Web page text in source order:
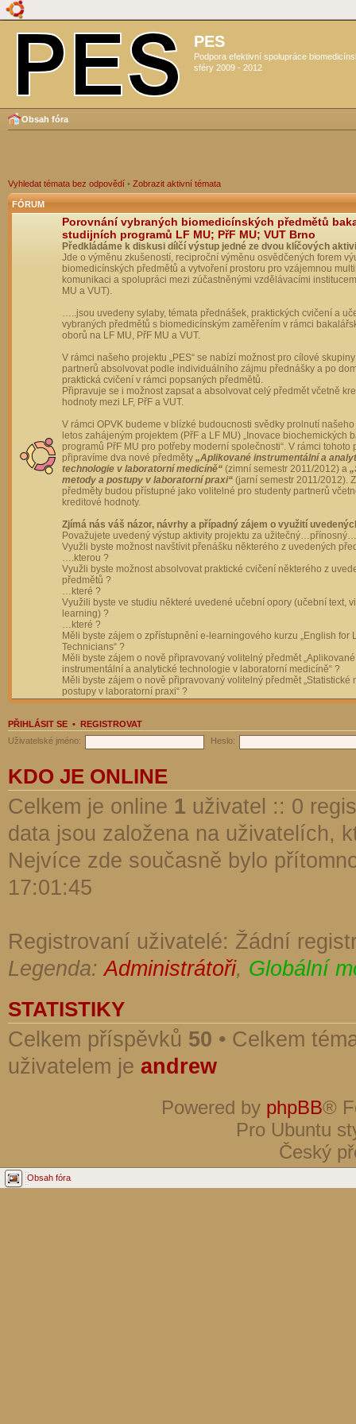
PES
Podpora efektivní spolupráce
sféry 2009 - 2012
Obsah fóra
Vyhledat témata bez odpovědí • Zobrazit aktivní témata
FÓRUM
Porovnání vybraných biomedicínských předmětů
studijních programů LF MU; PřF MU; VUT Brno
Předkládáme k diskusi dílčí výstup jedné ze dvou klíčových
Jde o výměnu zkušeností, reciproční výměnu osvědčených forem
biomedicínských předmětů a vytvoření prostoru pro vzájemnou
komunikaci a spolupráci mezi zúčastněnými vzdělávacími
MU a VUT).
…..jsou uvedeny sylaby, témata přednášek, praktických cvičení a
vybraných předmětů s biomedicínským zaměřením v rámci
oborů na LF MU, PřF MU a VUT.
V rámci našeho projektu „PES“ se nabízí možnost pro cílové
partnerů absolvovat podle individuálního zájmu přednášky a po
praktická cvičení v rámci popsaných předmětů.
Připravuje se i možnost zapsat a absolvovat celý předmět včetně
hodnoty mezi LF, PřF a VUT.
V rámci OPVK budeme v blízké budoucnosti svědky prolnutí
letos zahájeným projektem (PřF a LF MU) „Inovace biochemických
programů PřF MU pro potřeby moderní společnosti“. V rámci tohoto
připravíme dva nové předměty „Aplikované instrumentální a
technologie v laboratorní medicíně“ (zimní semestr 2011/2012) a
metody a postupy v laboratorní praxi“ (jarní semestr 2011/2012).
předměty budou přístupné jako volitelné pro studenty partnerů
kreditové hodnoty.
Zjímá nás váš názor, návrhy a případný zájem o využití
Považujete uvedený výstup aktivity projektu za
Využli byste možnost navštívit přenášku některého z uvedených
….kterou ?
Využli byste možnost absolvovat praktické cvičení některého z
předmětů ?
…které ?
Využili byste ve studiu některé uvedené učební opory (učební text,
learning) ?
…které ?
Měli byste zájem o zpřístupnění e-learningového kurzu „English for
Technicians“ ?
Měli byste zájem o nově připravovaný volitelný předmět „Aplikované
instrumentální a analytické technologie v laboratorní medicíně“ ?
Měli byste zájem o nově připravovaný volitelný předmět „Statistické
postupy v laboratorní praxi“ ?
PŘIHLÁSIT SE • REGISTROVAT
Uživatelské jméno:
Heslo:
KDO JE ONLINE
Celkem je online 1 uživatel :: 0
data jsou založena na uživatelích,
Nejvíce zde současně bylo
17:01:45
Registrovaní uživatelé: Žádní
Legenda:Administrátoři, Globální
STATISTIKY
Celkem příspěvků 50 • Celkem
uživatelem je andrew
Powered by phpBB®
Pro Ubuntu
Český
Obsah fóra